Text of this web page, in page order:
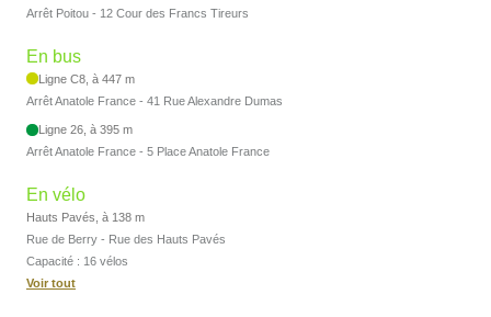
Arrêt Poitou - 12 Cour des Francs Tireurs
En bus
Ligne C8, à 447 m
Arrêt Anatole France - 41 Rue Alexandre Dumas
Ligne 26, à 395 m
Arrêt Anatole France - 5 Place Anatole France
En vélo
Hauts Pavés, à 138 m
Rue de Berry - Rue des Hauts Pavés
Capacité : 16 vélos
Voir tout